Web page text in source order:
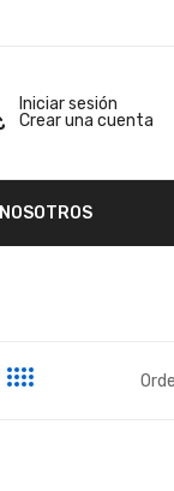
Iniciar sesión
Crear una cuenta
NOSOTROS